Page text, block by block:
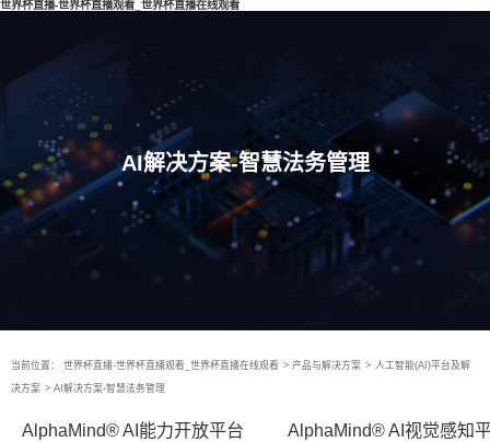
世界杯直播-世界杯直播观看_世界杯直播在线观看
AI解决方案-智慧法务管理
当前位置： 世界杯直播-世界杯直播观看_世界杯直播在线观看 > 产品与解决方案 > 人工智能(AI)平台及解
决方案 > AI解决方案-智慧法务管理
AlphaMind® AI能力开放平台 AlphaMind® AI视觉感知